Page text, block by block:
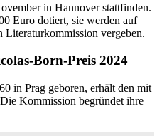
in Hannover stattfinden.
Euro dotiert, sie werden auf
Literaturkommission vergeben.
Born-Preis 2024
in Prag geboren, erhält den mit
Kommission begründet ihre